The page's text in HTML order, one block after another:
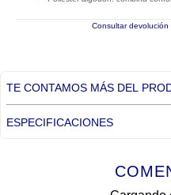
Consultar devolución
TE CONTAMOS MÁS DEL
ESPECIFICACIONES